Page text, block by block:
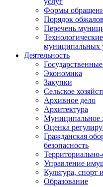
Формы
Порядок
Перечень
муниципальных
Деятельность
Экономика
Закупки
Сельское
Архивное дело
Архитектура
Муниципальное
Оценка
Гражданская
безопасность
Управление
Культура, спорт
Образование